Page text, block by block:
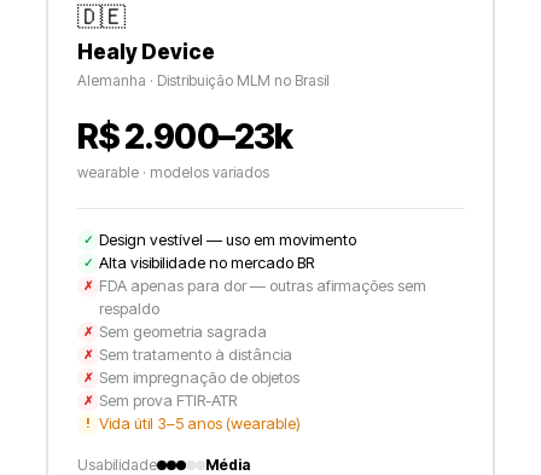
🇩🇪
Healy Device
Alemanha · Distribuição MLM no Brasil
R$ 2.900–23k
wearable · modelos variados
✓ Design vestível — uso em movimento
✓ Alta visibilidade no mercado BR
✗ FDA apenas para dor — outras afirmações sem
respaldo
✗ Sem geometria sagrada
✗ Sem tratamento à distância
✗ Sem impregnação de objetos
✗ Sem prova FTIR-ATR
! Vida útil 3–5 anos (wearable)
Usabilidade Média